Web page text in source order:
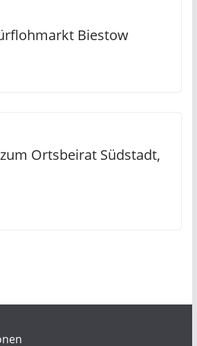
Biestow
Ortsbeirat Südstadt,